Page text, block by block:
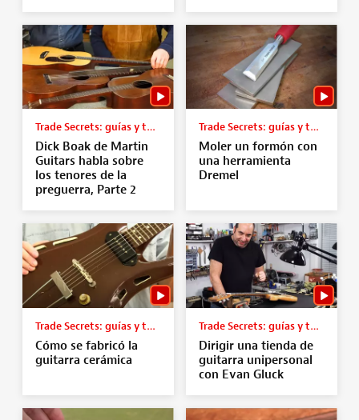
Trade Secrets: guías y tutoriales
Dick Boak de Martin
Guitars habla sobre
los tenores de la
preguerra, Parte 2
Trade Secrets: guías y tutoriales
Moler un formón con
una herramienta
Dremel
Trade Secrets: guías y tutoriales
Cómo se fabricó la
guitarra cerámica
Trade Secrets: guías y tutoriales
Dirigir una tienda de
guitarra unipersonal
con Evan Gluck